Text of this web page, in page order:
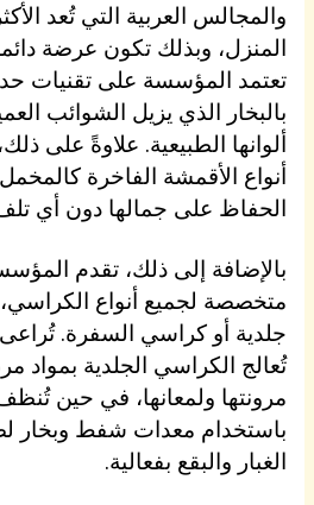
والمجالس العربية التي تُعد
المنزل، وبذلك تكون عرضة دائمة
تعتمد المؤسسة على تقنيات
بالبخار الذي يزيل الشوائب
ألوانها الطبيعية. علاوةً على
أنواع الأقمشة الفاخرة
الحفاظ على جمالها دون أي
بالإضافة إلى ذلك، تقدم
متخصصة لجميع أنواع
جلدية أو كراسي السفرة.
تُعالج الكراسي الجلدية بمواد
مرونتها ولمعانها، في حين
باستخدام معدات شفط وبخار
الغبار والبقع بفعالية.